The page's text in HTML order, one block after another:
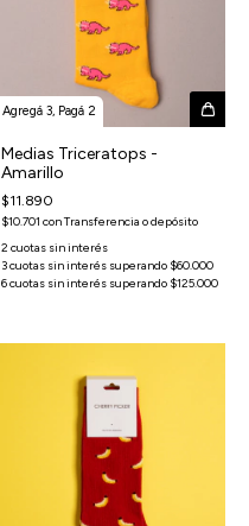
Agregá 3, Pagá 2
Medias Triceratops -
Amarillo
$11.890
$10.701 conTransferencia o depósito